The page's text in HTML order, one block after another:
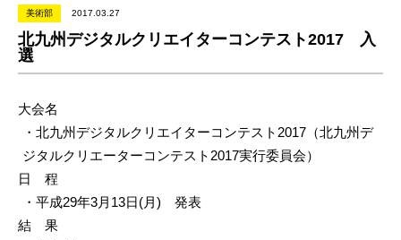
美術部 2017.03.27
北九州デジタルクリエイターコンテスト2017 入
選
大会名
・北九州デジタルクリエイターコンテスト2017（北九州デ
ジタルクリエーターコンテスト2017実行委員会）
日 程
・平成29年3月13日(月) 発表
結 果